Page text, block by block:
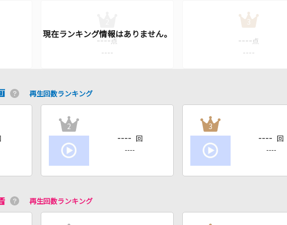
---- 点
----
3
---- 点
----
再生回数ランキング
2
---- 回
----
3
---- 回
----
再生回数ランキング